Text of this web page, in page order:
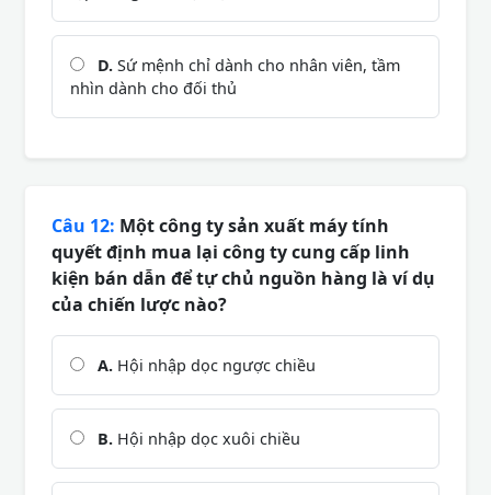
D. Sứ mệnh chỉ dành cho nhân viên, tầm
nhìn dành cho đối thủ
Câu 12: Một công ty sản xuất máy tính
quyết định mua lại công ty cung cấp linh
kiện bán dẫn để tự chủ nguồn hàng là ví dụ
của chiến lược nào?
A. Hội nhập dọc ngược chiều
B. Hội nhập dọc xuôi chiều